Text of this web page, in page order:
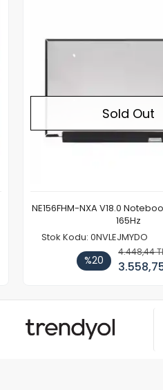
Sold Out
NE156FHM-NXA V18.0
165Hz
Stok Kodu: 0NVLEJMYDO
%20
4.448,44